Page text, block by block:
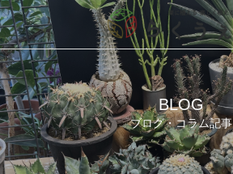
BLOG
ブログ・コラム記事